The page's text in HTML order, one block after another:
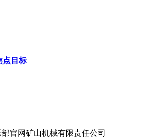
点目标
官网矿山机械有限责任公司